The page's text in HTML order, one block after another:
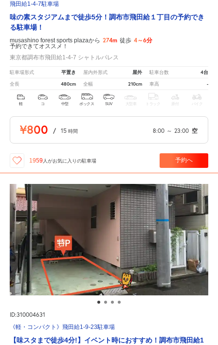
飛田給1-4-7駐車場
味の素スタジアムまで徒歩5分！調布市飛田給１丁目の予約でき
る駐車場！
musashino forest sports plazaから 274m 徒歩 4～6分
予約できてオススメ！
東京都調布市飛田給1-4-7 シャトルパレス
駐車場形式 平置き 屋内外形式 屋外 駐車台数 4台
全長 480cm 全幅 210cm 車高 -
軽 コ 中型 ボックス SUV 大型車 トラック 原付 バイク
¥800 / 15 時間 8:00 ～ 23:00 空
1959 人がお気に入りの駐車場 予約へ
ID:310004631
《軽・コンパクト》飛田給1-9-23駐車場
【味スタまで徒歩4分!】イベント時におすすめ！調布市飛田給1